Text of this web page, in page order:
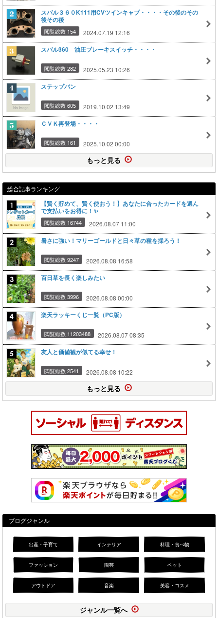
スバル３６０K111用CVツインキャブ・・・・その後のその
後その後
閲覧総数 154 2024.07.19 12:16
スバル360 油圧ブレーキスイッチ・・・・
閲覧総数 282 2025.05.23 10:26
ステップバン
閲覧総数 605 2019.10.02 13:49
ＣＶＫ再登場・・・・
閲覧総数 161 2025.10.02 00:00
もっと見る
総合記事ランキング
【賢く貯めて、賢く使おう！】あなたに合ったカードを選ん
で支払いをお得に！✨
閲覧総数 16744 2026.08.07 11:00
暑さに強い！マリーゴールドと日々草の種を採ろう！
閲覧総数 9247 2026.08.08 16:58
百日草を長く楽しみたい
閲覧総数 3996 2026.08.08 00:00
楽天ラッキーくじ一覧（PC版）
閲覧総数 11203488 2026.08.07 08:35
友人と価値観が似てる幸せ！
閲覧総数 2541 2026.08.08 10:22
もっと見る
ブログジャンル
出産・子育て インテリア 料理・食べ物
ファッション 園芸 ペット
アウトドア 音楽 美容・コスメ
ジャンル一覧へ